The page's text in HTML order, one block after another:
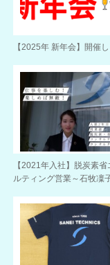
【2025年 新年会】開催
【2021年入社】脱炭素
ルティング営業～石牧凜